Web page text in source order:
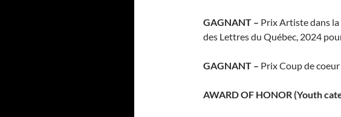
GAGNANT – Prix Artiste dans
des Lettres du Québec, 2024
GAGNANT – Prix Coup de
AWARD OF HONOR (Youth